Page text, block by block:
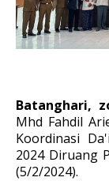
Batanghari,
Mhd Fahdil
Koordinasi
2024 Diruang
(5/2/2024).